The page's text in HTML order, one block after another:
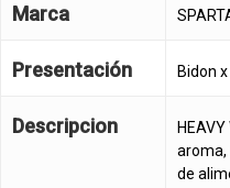
Marca
Presentación Bidon
Descripcion
aroma,
de